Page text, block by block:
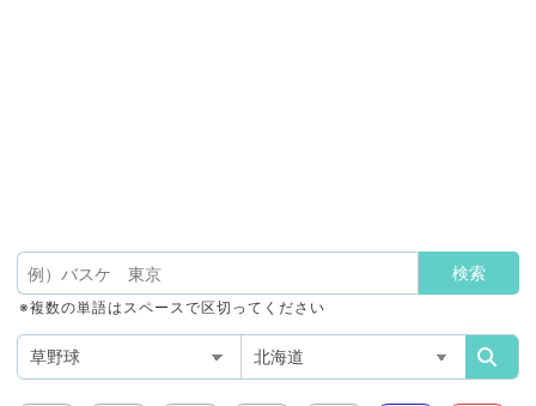
※複数の単語はスペースで区切ってください